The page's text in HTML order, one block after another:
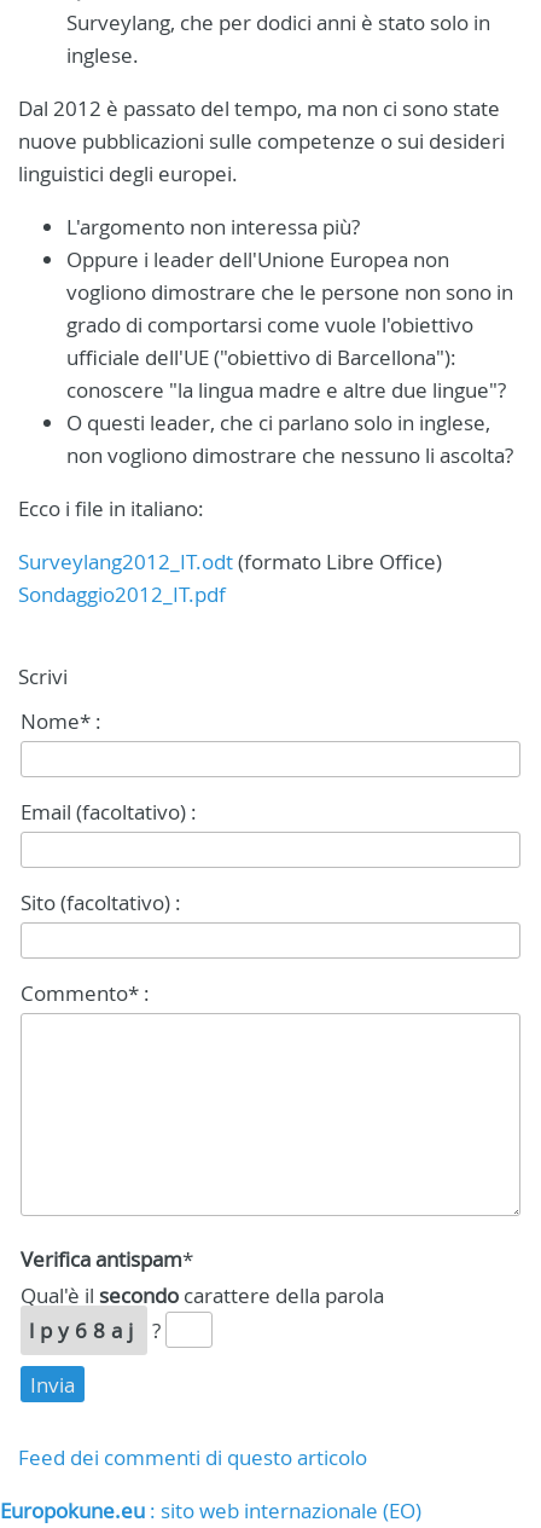
Surveylang, che per dodici anni è stato solo in
inglese.
Dal 2012 è passato del tempo, ma non ci sono state
nuove pubblicazioni sulle competenze o sui desideri
linguistici degli europei.
L'argomento non interessa più?
Oppure i leader dell'Unione Europea non
vogliono dimostrare che le persone non sono in
grado di comportarsi come vuole l'obiettivo
ufficiale dell'UE ("obiettivo di Barcellona"):
conoscere "la lingua madre e altre due lingue"?
O questi leader, che ci parlano solo in inglese,
non vogliono dimostrare che nessuno li ascolta?
Ecco i file in italiano:
Surveylang2012_IT.odt(formato Libre Office)
Sondaggio2012_IT.pdf
Scrivi
Nome* :
Email (facoltativo) :
Sito (facoltativo) :
Commento* :
Verifica antispam*
Qual'è il secondo carattere della parola
lpy68aj
?
Feed dei commenti di questo articolo
Europokune.eu : sito web internazionale (EO)